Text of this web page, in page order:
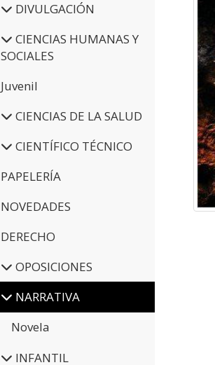
DIVULGACIÓN
CIENCIAS HUMANAS Y
SOCIALES
Juvenil
CIENCIAS DE LA SALUD
CIENTÍFICO TÉCNICO
PAPELERÍA
NOVEDADES
DERECHO
OPOSICIONES
NARRATIVA
Novela
INFANTIL